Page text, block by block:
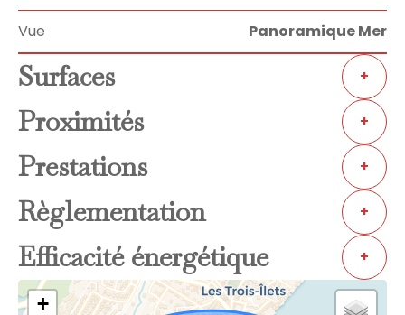
Vue Panoramique Mer
Surfaces +
Proximités +
Prestations +
Règlementation +
Efficacité énergétique +
+